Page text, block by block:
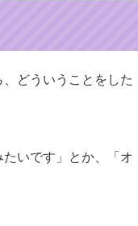
どういうことをした
いです」とか、「オ